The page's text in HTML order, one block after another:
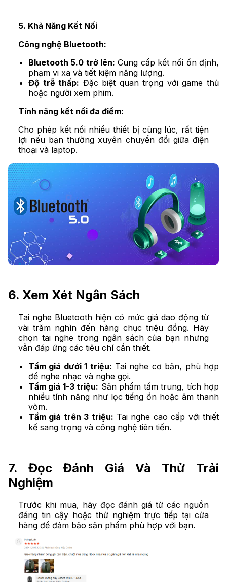
5. Khả Năng Kết Nối
Công nghệ Bluetooth:
Bluetooth 5.0 trở lên: Cung cấp kết nối ổn định,
phạm vi xa và tiết kiệm năng lượng.
Độ trễ thấp: Đặc biệt quan trọng với game thủ
hoặc người xem phim.
Tính năng kết nối đa điểm:
Cho phép kết nối nhiều thiết bị cùng lúc, rất tiện
lợi nếu bạn thường xuyên chuyển đổi giữa điện
thoại và laptop.
6. Xem Xét Ngân Sách
Tai nghe Bluetooth hiện có mức giá dao động từ
vài trăm nghìn đến hàng chục triệu đồng. Hãy
chọn tai nghe trong ngân sách của bạn nhưng
vẫn đáp ứng các tiêu chí cần thiết.
Tầm giá dưới 1 triệu: Tai nghe cơ bản, phù hợp
để nghe nhạc và nghe gọi.
Tầm giá 1-3 triệu: Sản phẩm tầm trung, tích hợp
nhiều tính năng như lọc tiếng ồn hoặc âm thanh
vòm.
Tầm giá trên 3 triệu: Tai nghe cao cấp với thiết
kế sang trọng và công nghệ tiên tiến.
7. Đọc Đánh Giá Và Thử Trải
Nghiệm
Trước khi mua, hãy đọc đánh giá từ các nguồn
đáng tin cậy hoặc thử nghiệm trực tiếp tại cửa
hàng để đảm bảo sản phẩm phù hợp với bạn.